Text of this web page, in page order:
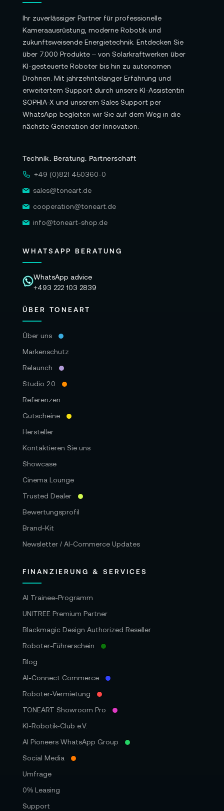
Ihr zuverlässiger Partner für professionelle
Kameraausrüstung, moderne Robotik und
zukunftsweisende Energietechnik. Entdecken Sie
über 7.000 Produkte – von Solarkraftwerken über
KI-gesteuerte Roboter bis hin zu autonomen
Drohnen. Mit jahrzehntelanger Erfahrung und
erweitertem Support durch unsere KI-Assistentin
SOPHIA-X und unserem Sales Support per
WhatsApp begleiten wir Sie auf dem Weg in die
nächste Generation der Innovation.
Technik. Beratung. Partnerschaft
+49 (0)821 450360-0
sales@toneart.de
cooperation@toneart.de
info@toneart-shop.de
WHATSAPP BERATUNG
WhatsApp advice
+493 222 103 2839
ÜBER TONEART
Über uns
Markenschutz
Relaunch
Studio 2.0
Referenzen
Gutscheine
Hersteller
Kontaktieren Sie uns
Showcase
Cinema Lounge
Trusted Dealer
Bewertungsprofil
Brand-Kit
Newsletter / AI-Commerce Updates
FINANZIERUNG & SERVICES
AI Trainee-Programm
UNITREE Premium Partner
Blackmagic Design Authorized Reseller
Roboter-Führerschein
Blog
AI-Connect Commerce
Roboter‑Vermietung
TONEART Showroom Pro
KI-Robotik-Club e.V.
AI Pioneers WhatsApp Group
Social Media
Umfrage
0% Leasing
Support